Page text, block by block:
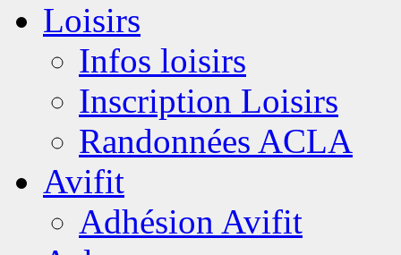
Loisirs
Infos loisirs
Inscription Loisirs
Randonnées ACLA
Avifit
Adhésion Avifit